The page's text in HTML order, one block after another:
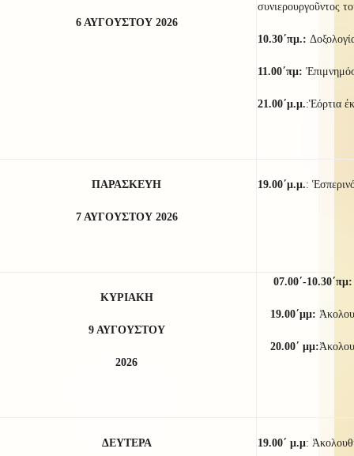
6 ΑΥΓΟΥΣΤΟΥ 2026
συνιερουργοῦντος
10.30΄πμ.:
11.00΄πμ:
21.00΄μ.μ.:Ἑόρτια
ΠΑΡΑΣΚΕΥΗ
7 ΑΥΓΟΥΣΤΟΥ 2026
19.00΄μ.μ.:
ΚΥΡΙΑΚΗ
9 ΑΥΓΟΥΣΤΟΥ
2026
07.00΄-
19.00΄μμ:
20.00΄ μμ:
ΔΕΥΤΕΡΑ 19.00΄ μ.μ: